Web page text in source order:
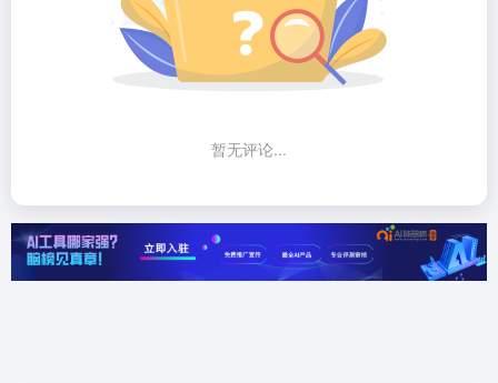
暂无评论...